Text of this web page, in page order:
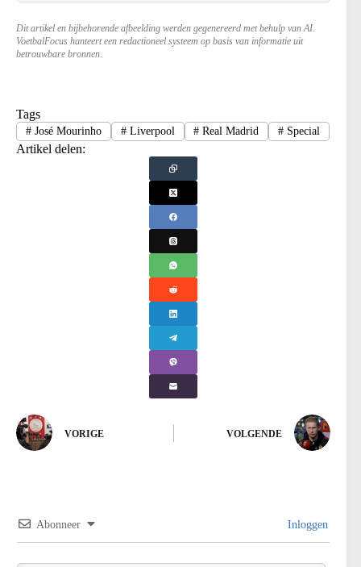
Dit artikel en bijbehorende afbeelding werden gegenereerd met behulp van AI.
VoetbalFocus hanteert een redactioneel systeem op basis van informatie uit
betrouwbare bronnen.
Tags
#José Mourinho #Liverpool # Real Madrid # Special
Artikel delen:
VORIGE VOLGENDE
Abonneer Inloggen